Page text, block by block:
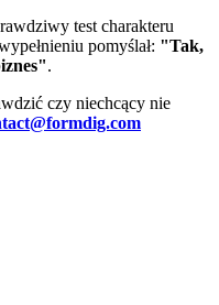
test charakteru
pomyślał: "Tak,
.
czy niechcący nie